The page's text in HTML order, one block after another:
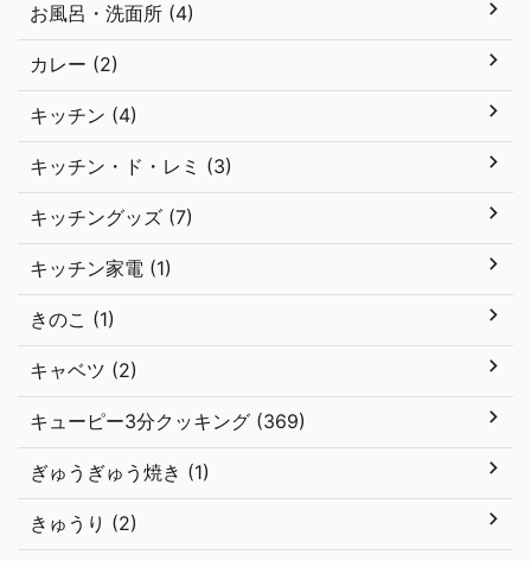
お風呂・洗面所 (4)
カレー (2)
キッチン (4)
キッチン・ド・レミ (3)
キッチングッズ (7)
キッチン家電 (1)
きのこ (1)
キャベツ (2)
キューピー3分クッキング (369)
ぎゅうぎゅう焼き (1)
きゅうり (2)